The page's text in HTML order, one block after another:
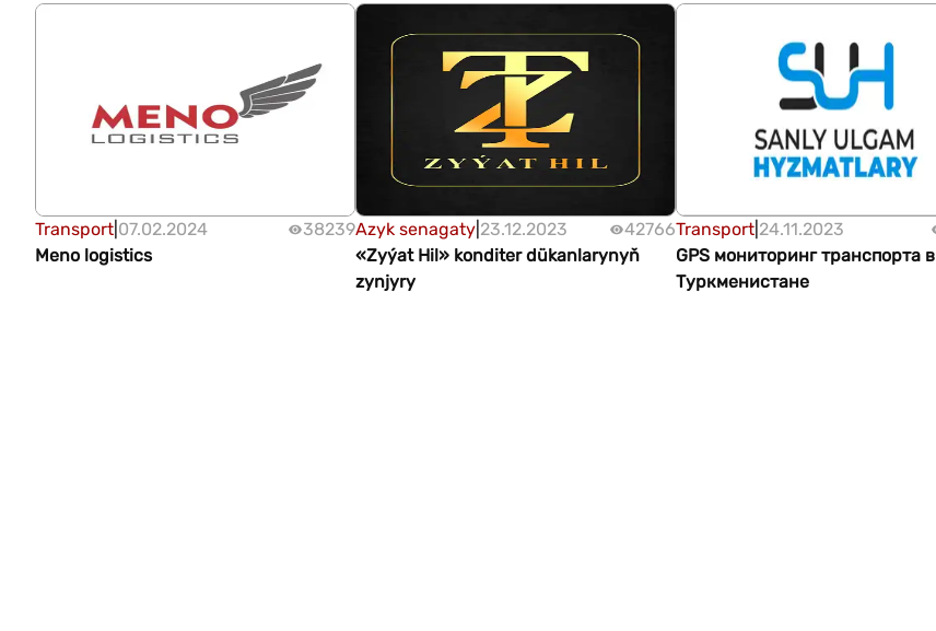
Transport 07.02.2024
38239
Meno logistics
Azyk senagaty 23.12.2023
42766
«Zyýat Hil» konditer dükanlarynyň
zynjyry
Transport 24.11.2023
GPS мониторинг транспорта в
Туркменистане